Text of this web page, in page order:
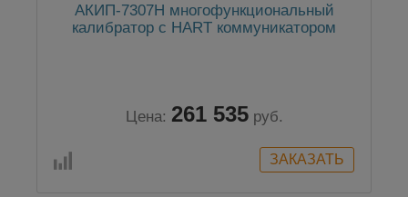
АКИП-7307H многофункциональный
калибратор с HART коммуникатором
Цена: 261 535 руб.